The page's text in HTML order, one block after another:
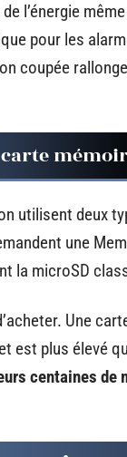
l’énergie
pour les
coupée
utilisent deux
une
la microSD
Une
est plus élevé
centaines de